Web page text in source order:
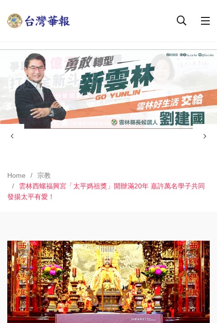
Home
宗教
雲林西螺福興宮「太平媽祖獎」開辦滿20年 嘉許萬名學子共同
發揚太平有愛！